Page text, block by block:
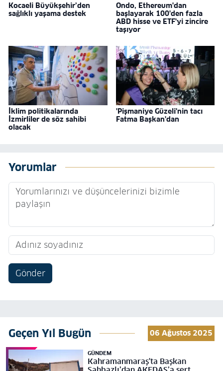
Kocaeli Büyükşehir’den
sağlıklı yaşama destek
Ondo, Ethereum'dan
başlayarak 100'den fazla
ABD hisse ve ETF'yi zincire
taşıyor
İklim politikalarında
İzmirliler de söz sahibi
olacak
'Pişmaniye Güzeli'nin tacı
Fatma Başkan'dan
Yorumlar
Gönder
Geçen Yıl Bugün 06 Ağustos 2025
GÜNDEM
Kahramanmaraş'ta Başkan